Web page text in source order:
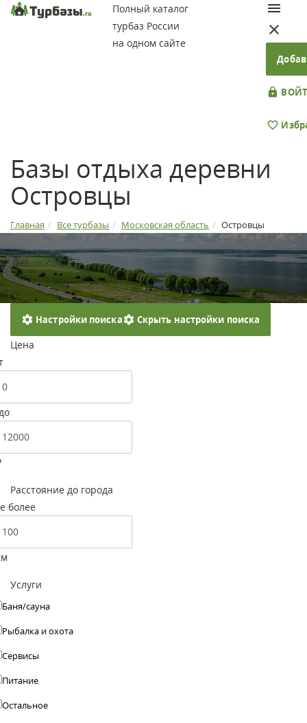
Полный каталог
турбаз России
на одном сайте
Базы отдыха деревни
Островцы
Главная Все турбазы Московская область Островцы
Настройки поиска Скрыть настройки поиска
Цена
Расстояние до города
более
Услуги
Баня/сауна
Рыбалка и охота
Сервисы
Питание
Остальное